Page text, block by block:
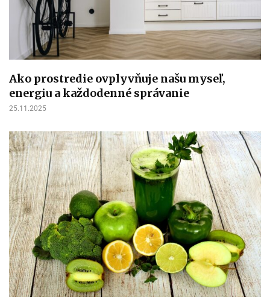
Ako prostredie ovplyvňuje našu myseľ,
energiu a každodenné správanie
25.11.2025